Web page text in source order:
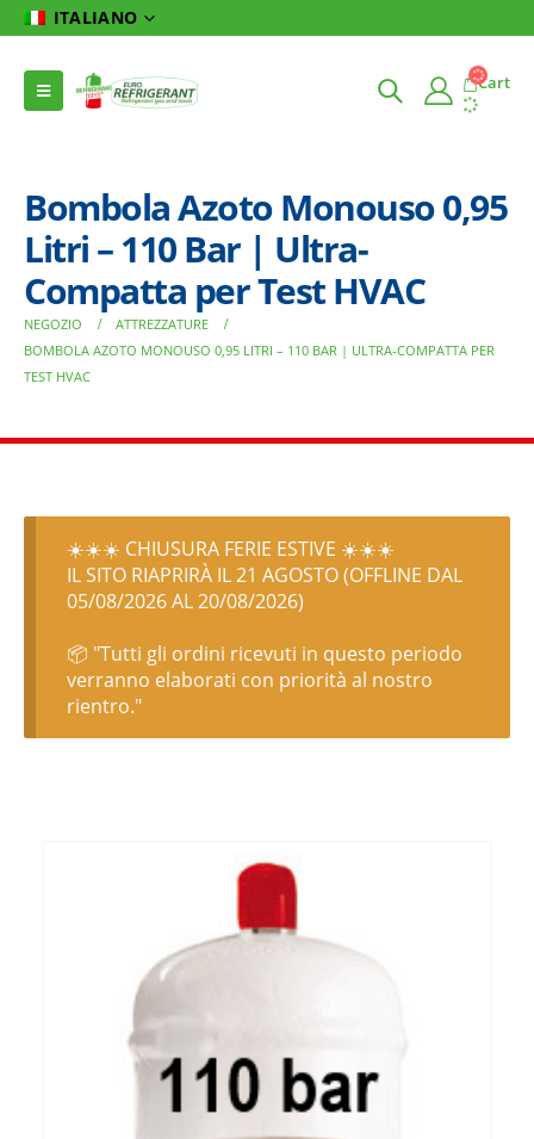
ITALIANO
Cart
Bombola Azoto Monouso 0,95
Litri – 110 Bar | Ultra-
Compatta per Test HVAC
NEGOZIO
ATTREZZATURE
BOMBOLA AZOTO MONOUSO 0,95 LITRI – 110 BAR | ULTRA-COMPATTA PER
TEST HVAC
☀️☀️☀️ CHIUSURA FERIE ESTIVE ☀️☀️☀️
IL SITO RIAPRIRÀ IL 21 AGOSTO (OFFLINE DAL
05/08/2026 AL 20/08/2026)
📦 "Tutti gli ordini ricevuti in questo periodo
verranno elaborati con priorità al nostro
rientro."